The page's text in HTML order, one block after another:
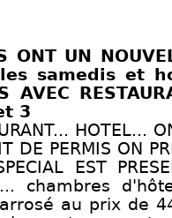
ONT UN
les samedis et
AVEC
3
HOTEL...
DE PERMIS ON
EST
chambres
au prix de